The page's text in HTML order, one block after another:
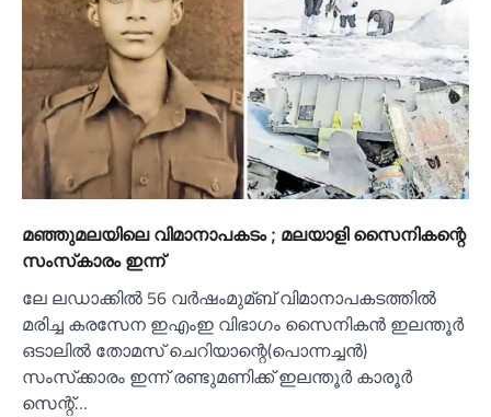
മഞ്ഞുമലയിലെ വിമാനാപകടം ; മലയാളി സൈനികന്റെ
സംസ്‌കാരം ഇന്ന്‌
ലേ ലഡാക്കില്‍ 56 വർഷംമുമ്ബ്‌ വിമാനാപകടത്തില്‍
മരിച്ച കരസേന ഇഎംഇ വിഭാഗം സൈനികൻ ഇലന്തൂർ
ഒടാലില്‍ തോമസ്‌ ചെറിയാന്റെ(പൊന്നച്ചൻ)
സംസ്‌ക്കാരം ഇന്ന് രണ്ടുമണിക്ക് ഇലന്തൂർ കാരൂർ
സെന്റ്‌…